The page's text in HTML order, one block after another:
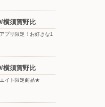
横須賀野比
プリ限定！お好きな1
横須賀野比
イト限定商品★